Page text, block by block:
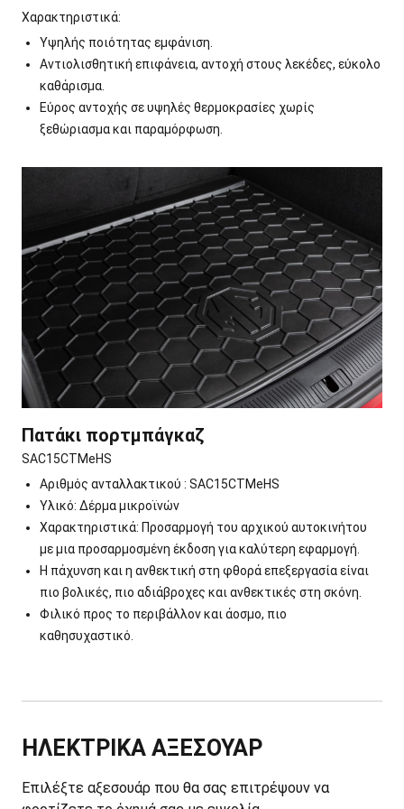
Χαρακτηριστικά:
Υψηλής ποιότητας εμφάνιση.
Αντιολισθητική επιφάνεια, αντοχή στους λεκέδες, εύκολο
καθάρισμα.
Εύρος αντοχής σε υψηλές θερμοκρασίες χωρίς
ξεθώριασμα και παραμόρφωση.
Πατάκι πορτμπάγκαζ
SAC15CTMeHS
Αριθμός ανταλλακτικού : SAC15CTMeHS
Υλικό: Δέρμα μικροϊνών
Χαρακτηριστικά: Προσαρμογή του αρχικού αυτοκινήτου
με μια προσαρμοσμένη έκδοση για καλύτερη εφαρμογή.
Η πάχυνση και η ανθεκτική στη φθορά επεξεργασία είναι
πιο βολικές, πιο αδιάβροχες και ανθεκτικές στη σκόνη.
Φιλικό προς το περιβάλλον και άοσμο, πιο
καθησυχαστικό.
ΗΛΕΚΤΡΙΚΑ ΑΞΕΣΟΥΑΡ
Επιλέξτε αξεσουάρ που θα σας επιτρέψουν να